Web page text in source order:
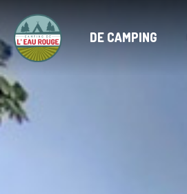
DE CAMPING